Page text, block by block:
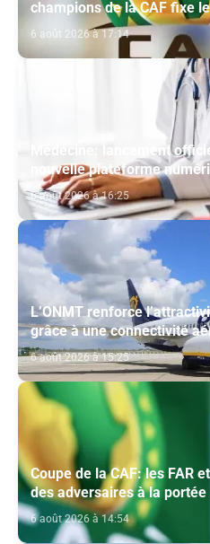
champions de la CAF fixe
Maghreb de Fès et de la
6 août 2026 à 17:14
Médecine: lancement
nouvelle plateforme
6 août 2026 à 16:25
L’ONMT renforce
grâce à une connectivité
historique de Ryanair
6 août 2026 à 15:25
Coupe de la CAF: les FAR
des adversaires à la
préliminaire
6 août 2026 à 14:54